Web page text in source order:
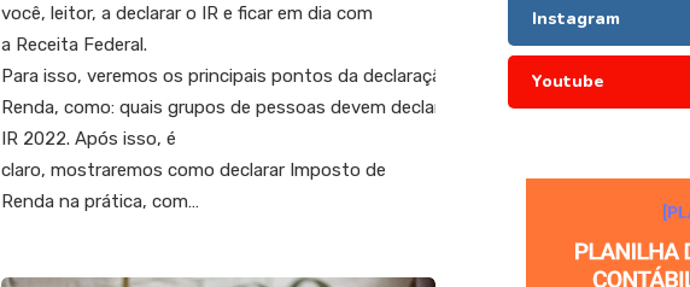
você, leitor, a declarar o IR e ficar em dia com
a Receita Federal.
Para isso, veremos os principais pontos da declaração de Imposto de
Renda, como: quais grupos de pessoas devem declarar, quais são os valores para
IR 2022. Após isso, é
claro, mostraremos como declarar Imposto de
Renda na prática, com…
Instagram
Youtube